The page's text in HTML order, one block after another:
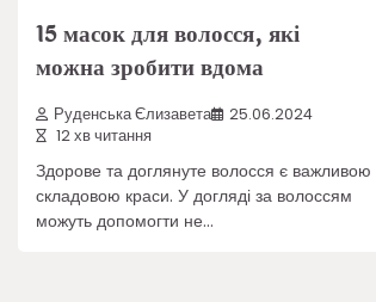
15 масок для волосся, які
можна зробити вдома
Руденська Єлизавета
25.06.2024
12 хв читання
Здорове та доглянуте волосся є важливою
складовою краси. У догляді за волоссям
можуть допомогти не…